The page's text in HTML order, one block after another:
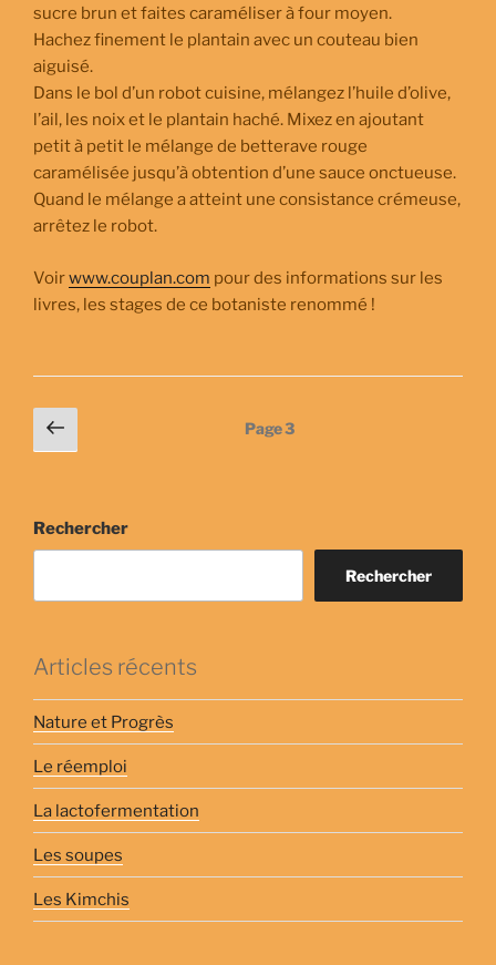
sucre brun et faites caraméliser à four moyen.
Hachez finement le plantain avec un couteau bien
aiguisé.
Dans le bol d’un robot cuisine, mélangez l’huile d’olive,
l’ail, les noix et le plantain haché. Mixez en ajoutant
petit à petit le mélange de betterave rouge
caramélisée jusqu’à obtention d’une sauce onctueuse.
Quand le mélange a atteint une consistance crémeuse,
arrêtez le robot.
Voirwww.couplan.com pour des informations sur les
livres, les stages de ce botaniste renommé !
Pagination
des
Page
précédente
Page3
Rechercher
Rechercher
Articles récents
Nature et Progrès
Le réemploi
La lactofermentation
Les soupes
Les Kimchis